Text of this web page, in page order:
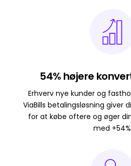
54% højere
Erhverv nye kunder og
ViaBills betalingsløsning giver
for at købe oftere og øger
med +54%